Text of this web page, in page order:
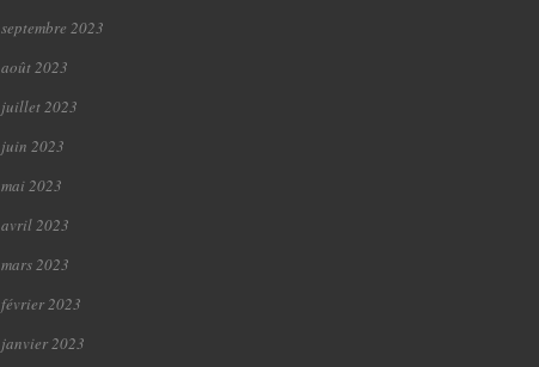
septembre 2023
août 2023
juillet 2023
juin 2023
mai 2023
avril 2023
mars 2023
février 2023
janvier 2023